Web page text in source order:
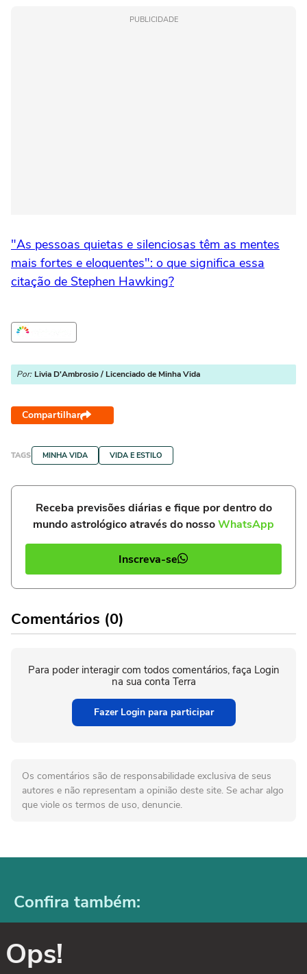
PUBLICIDADE
"As pessoas quietas e silenciosas têm as mentes
mais fortes e eloquentes": o que significa essa
citação de Stephen Hawking?
Por: Livia D'Ambrosio / Licenciado de Minha Vida
Compartilhar
TAGS MINHA VIDA VIDA E ESTILO
Receba previsões diárias e fique por dentro do
mundo astrológico através do nossoWhatsApp
Inscreva-se
Comentários (0)
Para poder interagir com todos comentários, faça Login
na sua conta Terra
Fazer Login para participar
Os comentários são de responsabilidade exclusiva de seus
autores e não representam a opinião deste site. Se achar algo
que viole os termos de uso, denuncie.
Confira também:
Ops!